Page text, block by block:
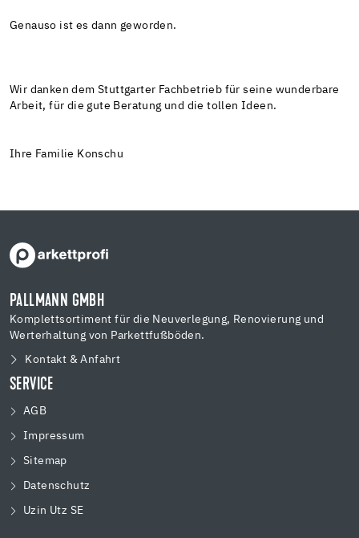
Genauso ist es dann geworden.
Wir danken dem Stuttgarter Fachbetrieb für seine wunderbare
Arbeit, für die gute Beratung und die tollen Ideen.
Ihre Familie Konschu
PALLMANN GMBH
Komplettsortiment für die Neuverlegung, Renovierung und
Werterhaltung von Parkettfußböden.
Kontakt & Anfahrt
SERVICE
AGB
Impressum
Sitemap
Datenschutz
Uzin Utz SE